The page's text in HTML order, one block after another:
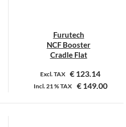
Furutech
NCF Booster
Cradle Flat
Excl. TAX € 123.14
Incl.21 %TAX €149.00